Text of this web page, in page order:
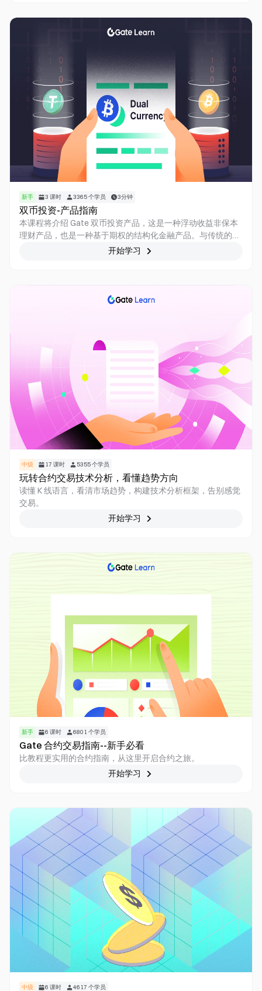
新手 3 课时 3365个学员 3分钟
双币投资-产品指南
本课程将介绍 Gate 双币投资产品，这是一种浮动收益非保本
理财产品，也是一种基于期权的结构化金融产品。与传统的保
本型理财产品相比，双币宝具有一定的风险，但同时也提供较
开始学习
中级 17 课时 5355个学员
玩转合约交易技术分析，看懂趋势方向
读懂 K 线语言，看清市场趋势，构建技术分析框架，告别感觉
交易。
开始学习
新手 6 课时 6801个学员
Gate 合约交易指南--新手必看
比教程更实用的合约指南，从这里开启合约之旅。
开始学习
中级 6 课时 4617 个学员